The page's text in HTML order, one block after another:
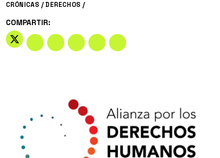
CRÓNICAS /DERECHOS /
COMPARTIR: